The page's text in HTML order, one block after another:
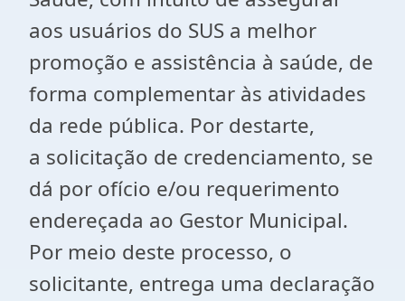
aos usuários do SUS a melhor
promoção e assistência à saúde, de
forma complementar às atividades
da rede pública. Por destarte,
a solicitação de credenciamento, se
dá por ofício e/ou requerimento
endereçada ao Gestor Municipal.
Por meio deste processo, o
solicitante, entrega uma declaração